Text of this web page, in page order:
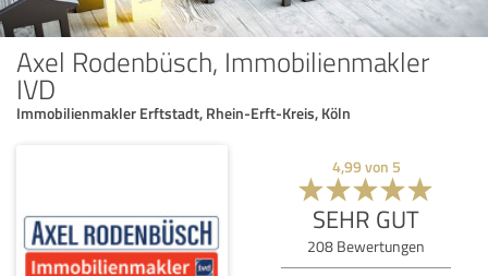
Axel Rodenbüsch, Immobilienmakler
IVD
Immobilienmakler Erftstadt, Rhein-Erft-Kreis, Köln
4,99von 5
SEHR GUT
208 Bewertungen